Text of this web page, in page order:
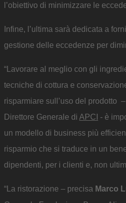
l’obiettivo di minimizzare le
Infine, l’ultima sarà dedicata a
gestione delle eccedenze per
“Lavorare al meglio con gli
tecniche di cottura e
risparmiare sull’uso del prodotto
Direttore Generale di APCI - è
un modello di business più
risparmio che si traduce in un
dipendenti, per i clienti e, non
“La ristorazione – precisa Marco